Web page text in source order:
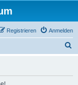
Anmelden
Registrieren